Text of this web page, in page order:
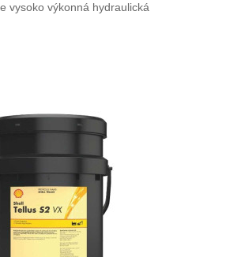
vysoko výkonná hydraulická